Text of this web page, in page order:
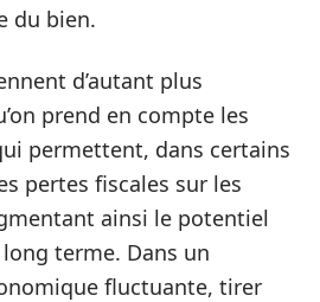
du bien.
d’autant plus
prend en compte les
permettent, dans certains
pertes fiscales sur les
ainsi le potentiel
terme. Dans un
fluctuante, tirer